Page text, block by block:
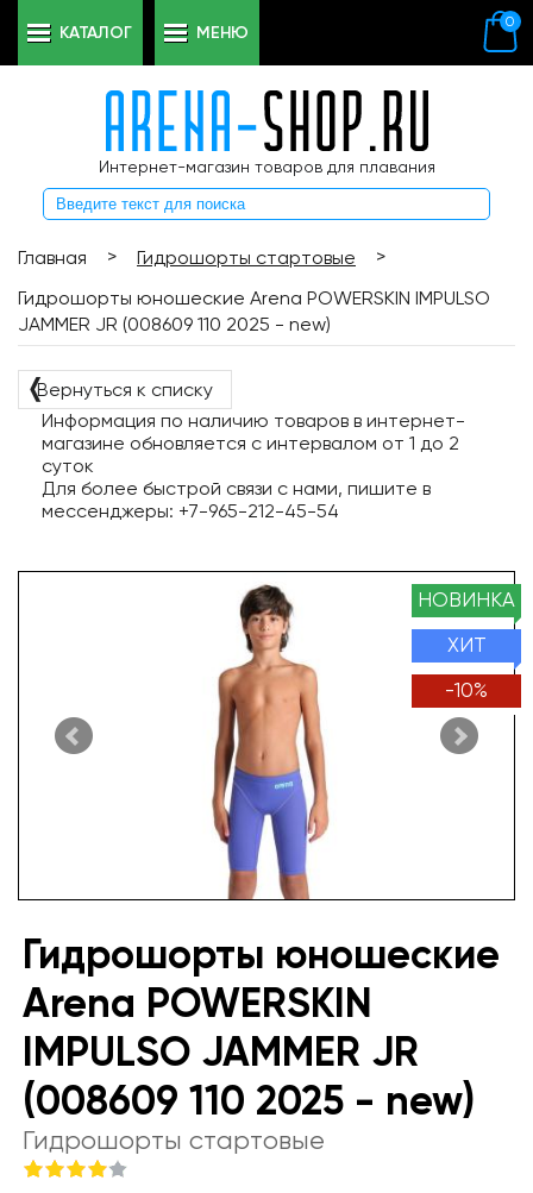
Интернет-магазин товаров для плавания
0
КАТАЛОГ МЕНЮ
Главная > Гидрошорты стартовые
>
Гидрошорты юношеские Arena POWERSKIN IMPULSO
JAMMER JR (008609 110 2025 - new)
❬Вернуться к списку
Информация по наличию товаров в интернет-
магазине обновляется с интервалом от 1 до 2
суток
Для более быстрой связи с нами, пишите в
мессенджеры: +7-965-212-45-54
НОВИНКА
ХИТ
-10%
Гидрошорты юношеские
Arena POWERSKIN
IMPULSO JAMMER JR
(008609 110 2025 - new)
Гидрошорты стартовые